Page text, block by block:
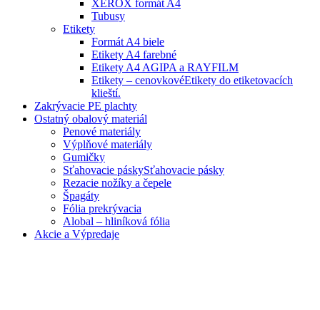
XEROX formát A4
Tubusy
Etikety
Formát A4 biele
Etikety A4 farebné
Etikety A4 AGIPA a RAYFILM
Etikety – cenovkovéEtikety do etiketovacích
klieští.
Zakrývacie PE plachty
Ostatný obalový materiál
Penové materiály
Výplňové materiály
Gumičky
Sťahovacie páskySťahovacie pásky
Rezacie nožíky a čepele
Špagáty
Fólia prekrývacia
Alobal – hliníková fólia
Akcie a Výpredaje